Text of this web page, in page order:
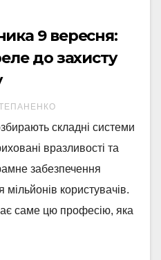
9 вересня:
до захисту
складні системи
вразливості та
забезпечення
користувачів.
саме цю професію, яка